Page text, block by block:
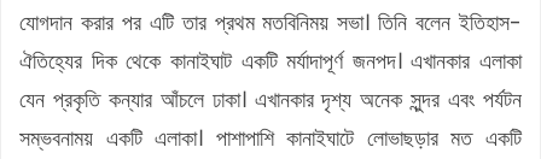
যোগদান করার পর এটি তার প্রথম মতবিনিময় সভা। তিনি বলেন ইতিহাস-
ঐতিহ্যের দিক থেকে কানাইঘাট একটি মর্যাদাপূর্ণ জনপদ। এখানকার এলাকা
যেন প্রকৃতি কন্যার আঁচলে ঢাকা। এখানকার দৃশ্য অনেক সুন্দর এবং পর্যটন
সম্ভবনাময় একটি এলাকা। পাশাপাশি কানাইঘাটে লোভাছড়ার মত একটি